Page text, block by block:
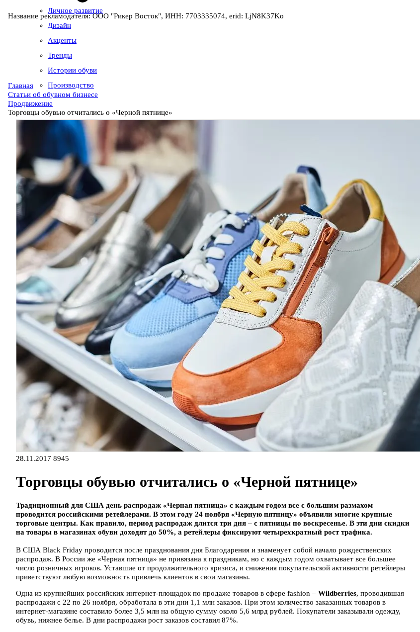
Личное развитие
Дизайн
Акценты
Тренды
Истории обуви
Производство
Название рекламодателя: ООО "Рикер Восток", ИНН: 7703335074, erid: LjN8K37Ko
Главная
Статьи об обувном бизнесе
Продвижение
Торговцы обувью отчитались о «Черной пятнице»
28.11.2017 8945
Торговцы обувью отчитались о «Черной пятнице»
Традиционный для США день распродаж «Черная пятница» с каждым годом все с большим размахом
проводится российскими ретейлерами. В этом году 24 ноября «Черную пятницу» объявили многие крупные
торговые центры. Как правило, период распродаж длится три дня – с пятницы по воскресенье. В эти дни скидки
на товары в магазинах обуви доходят до 50%, а ретейлеры фиксируют четырехкратный рост трафика.
В США Black Friday проводится после празднования дня Благодарения и знаменует собой начало рождественских
распродаж. В России же «Черная пятница» не привязана к праздникам, но с каждым годом охватывает все большее
число розничных игроков. Уставшие от продолжительного кризиса, и снижения покупательской активности ретейлеры
приветствуют любую возможность привлечь клиентов в свои магазины.
Одна из крупнейших российских интернет-площадок по продаже товаров в сфере fashion – Wildberries, проводившая
распродажи с 22 по 26 ноября, обработала в эти дни 1,1 млн заказов. При этом количество заказанных товаров в
интернет-магазине составило более 3,5 млн на общую сумму около 5,6 млрд рублей. Покупатели заказывали одежду,
обувь, нижнее белье. В дни распродажи рост заказов составил 87%.